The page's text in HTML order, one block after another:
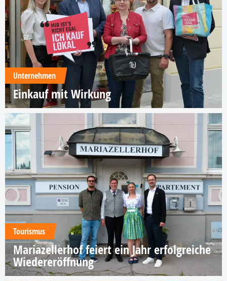
Unternehmen
Einkauf mit Wirkung
Tourismus
Mariazellerhof feiert ein Jahr erfolgreiche
Wiedereröffnung